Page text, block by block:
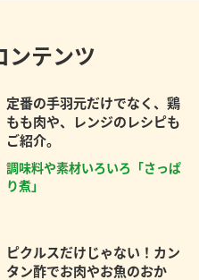
ンテンツ
定番の手羽元だけでなく、鶏
もも肉や、レンジのレシピも
ご紹介。
調味料や素材いろいろ「さっぱ
り煮」
ピクルスだけじゃない！カン
タン酢でお肉やお魚のおか